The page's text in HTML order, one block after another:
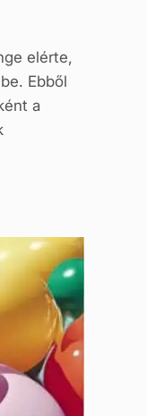
elérte,
Ebből
a